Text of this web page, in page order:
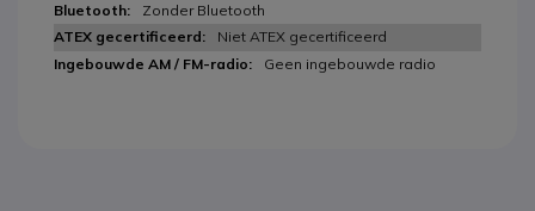
Zonder Bluetooth
Niet ATEX gecertificeerd
Geen ingebouwde radio